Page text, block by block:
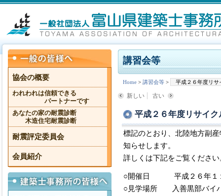
講習会等
Home > 講習会等 > 平成２６年度リサ
新しい 古い
平成２６年度リサイ
標記のとおり、北陸地方副
知らせします。
詳しくは下記をご覧ください
○開催日 平成２６年１１
○見学場所 入善黒部バイ
協会の概要
われわれは信頼できる
パートナーです
あなたの家の耐震診断
木造住宅耐震診断
耐震評定委員会
会員紹介